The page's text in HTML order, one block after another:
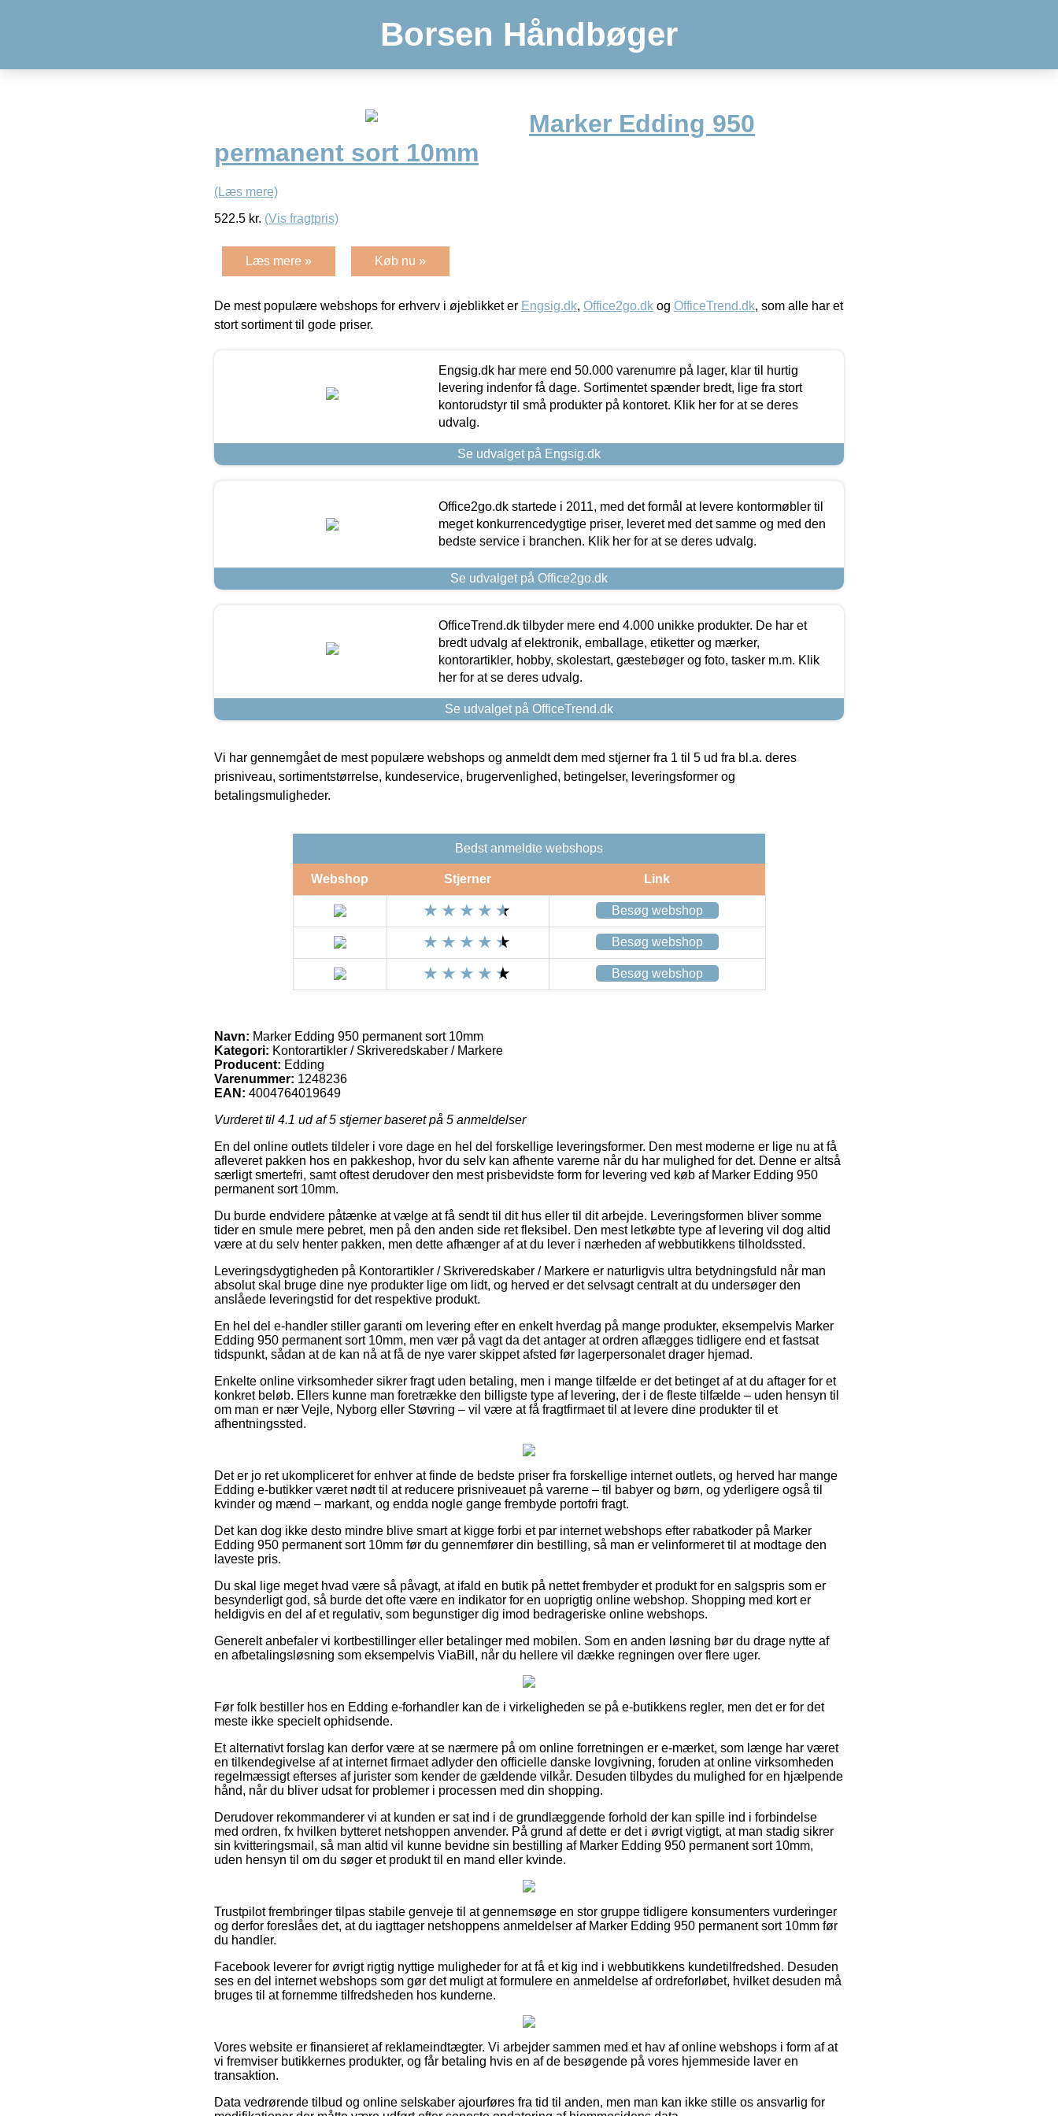
Borsen Håndbøger
Marker Edding 950
permanent sort 10mm
(Læs mere)
522.5 kr. (Vis fragtpris)
Læs mere » Køb nu »
De mest populære webshops for erhverv i øjeblikket er Engsig.dk, Office2go.dk og OfficeTrend.dk, som alle har et
stort sortiment til gode priser.
Engsig.dk har mere end 50.000 varenumre på lager, klar til hurtig
levering indenfor få dage. Sortimentet spænder bredt, lige fra stort
kontorudstyr til små produkter på kontoret. Klik her for at se deres
udvalg.
Se udvalget på Engsig.dk
Office2go.dk startede i 2011, med det formål at levere kontormøbler til
meget konkurrencedygtige priser, leveret med det samme og med den
bedste service i branchen. Klik her for at se deres udvalg.
Se udvalget på Office2go.dk
OfficeTrend.dk tilbyder mere end 4.000 unikke produkter. De har et
bredt udvalg af elektronik, emballage, etiketter og mærker,
kontorartikler, hobby, skolestart, gæstebøger og foto, tasker m.m. Klik
her for at se deres udvalg.
Se udvalget på OfficeTrend.dk
Vi har gennemgået de mest populære webshops og anmeldt dem med stjerner fra 1 til 5 ud fra bl.a. deres
prisniveau, sortimentstørrelse, kundeservice, brugervenlighed, betingelser, leveringsformer og
betalingsmuligheder.
Bedst anmeldte webshops
Webshop Stjerner Link
Besøg webshop
Besøg webshop
Besøg webshop
Navn: Marker Edding 950 permanent sort 10mm
Kategori: Kontorartikler / Skriveredskaber / Markere
Producent: Edding
Varenummer: 1248236
EAN: 4004764019649
Vurderet til 4.1 ud af 5 stjerner baseret på 5 anmeldelser
En del online outlets tildeler i vore dage en hel del forskellige leveringsformer. Den mest moderne er lige nu at få
afleveret pakken hos en pakkeshop, hvor du selv kan afhente varerne når du har mulighed for det. Denne er altså
særligt smertefri, samt oftest derudover den mest prisbevidste form for levering ved køb af Marker Edding 950
permanent sort 10mm.
Du burde endvidere påtænke at vælge at få sendt til dit hus eller til dit arbejde. Leveringsformen bliver somme
tider en smule mere pebret, men på den anden side ret fleksibel. Den mest letkøbte type af levering vil dog altid
være at du selv henter pakken, men dette afhænger af at du lever i nærheden af webbutikkens tilholdssted.
Leveringsdygtigheden på Kontorartikler / Skriveredskaber / Markere er naturligvis ultra betydningsfuld når man
absolut skal bruge dine nye produkter lige om lidt, og herved er det selvsagt centralt at du undersøger den
anslåede leveringstid for det respektive produkt.
En hel del e-handler stiller garanti om levering efter en enkelt hverdag på mange produkter, eksempelvis Marker
Edding 950 permanent sort 10mm, men vær på vagt da det antager at ordren aflægges tidligere end et fastsat
tidspunkt, sådan at de kan nå at få de nye varer skippet afsted før lagerpersonalet drager hjemad.
Enkelte online virksomheder sikrer fragt uden betaling, men i mange tilfælde er det betinget af at du aftager for et
konkret beløb. Ellers kunne man foretrække den billigste type af levering, der i de fleste tilfælde – uden hensyn til
om man er nær Vejle, Nyborg eller Støvring – vil være at få fragtfirmaet til at levere dine produkter til et
afhentningssted.
Det er jo ret ukompliceret for enhver at finde de bedste priser fra forskellige internet outlets, og herved har mange
Edding e-butikker været nødt til at reducere prisniveauet på varerne – til babyer og børn, og yderligere også til
kvinder og mænd – markant, og endda nogle gange frembyde portofri fragt.
Det kan dog ikke desto mindre blive smart at kigge forbi et par internet webshops efter rabatkoder på Marker
Edding 950 permanent sort 10mm før du gennemfører din bestilling, så man er velinformeret til at modtage den
laveste pris.
Du skal lige meget hvad være så påvagt, at ifald en butik på nettet frembyder et produkt for en salgspris som er
besynderligt god, så burde det ofte være en indikator for en uoprigtig online webshop. Shopping med kort er
heldigvis en del af et regulativ, som begunstiger dig imod bedrageriske online webshops.
Generelt anbefaler vi kortbestillinger eller betalinger med mobilen. Som en anden løsning bør du drage nytte af
en afbetalingsløsning som eksempelvis ViaBill, når du hellere vil dække regningen over flere uger.
Før folk bestiller hos en Edding e-forhandler kan de i virkeligheden se på e-butikkens regler, men det er for det
meste ikke specielt ophidsende.
Et alternativt forslag kan derfor være at se nærmere på om online forretningen er e-mærket, som længe har været
en tilkendegivelse af at internet firmaet adlyder den officielle danske lovgivning, foruden at online virksomheden
regelmæssigt efterses af jurister som kender de gældende vilkår. Desuden tilbydes du mulighed for en hjælpende
hånd, når du bliver udsat for problemer i processen med din shopping.
Derudover rekommanderer vi at kunden er sat ind i de grundlæggende forhold der kan spille ind i forbindelse
med ordren, fx hvilken bytteret netshoppen anvender. På grund af dette er det i øvrigt vigtigt, at man stadig sikrer
sin kvitteringsmail, så man altid vil kunne bevidne sin bestilling af Marker Edding 950 permanent sort 10mm,
uden hensyn til om du søger et produkt til en mand eller kvinde.
Trustpilot frembringer tilpas stabile genveje til at gennemsøge en stor gruppe tidligere konsumenters vurderinger
og derfor foreslåes det, at du iagttager netshoppens anmeldelser af Marker Edding 950 permanent sort 10mm før
du handler.
Facebook leverer for øvrigt rigtig nyttige muligheder for at få et kig ind i webbutikkens kundetilfredshed. Desuden
ses en del internet webshops som gør det muligt at formulere en anmeldelse af ordreforløbet, hvilket desuden må
bruges til at fornemme tilfredsheden hos kunderne.
Vores website er finansieret af reklameindtægter. Vi arbejder sammen med et hav af online webshops i form af at
vi fremviser butikkernes produkter, og får betaling hvis en af de besøgende på vores hjemmeside laver en
transaktion.
Data vedrørende tilbud og online selskaber ajourføres fra tid til anden, men man kan ikke stille os ansvarlig for